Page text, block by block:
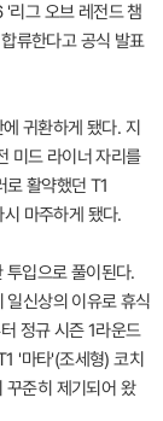
그 오브 레전드 챔
류한다고 공식 발표
귀환하게 됐다. 지
미드 라이너 자리를
로 활약했던 T1
마주하게 됐다.
투입으로 풀이된다.
신상의 이유로 휴식
정규 시즌 1라운드
'마타'(조세형) 코치
꾸준히 제기되어 왔